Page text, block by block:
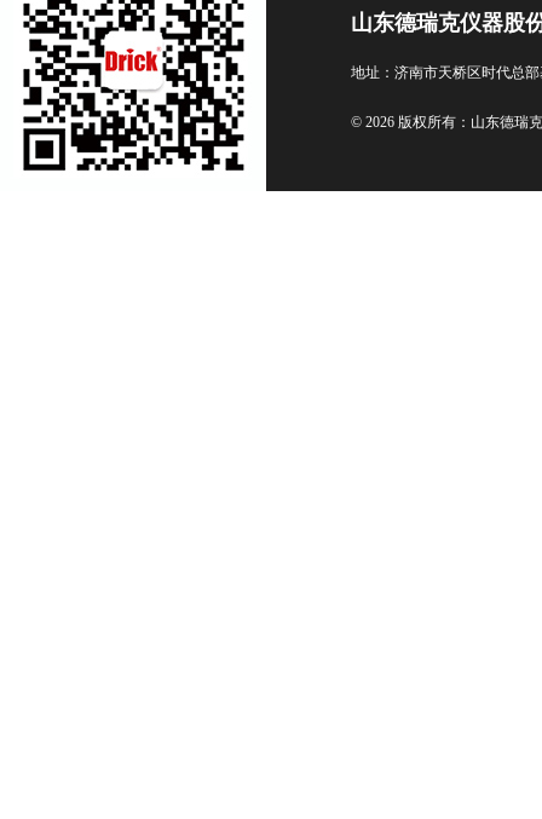
山东德瑞克仪器股
地址：济南市天桥区时代总
© 2026 版权所有：山东德瑞